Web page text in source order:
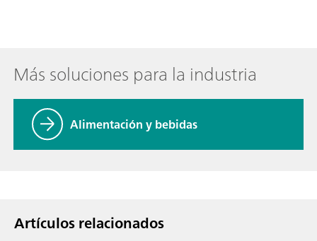
Más soluciones para la industria
Alimentación y bebidas
Artículos relacionados